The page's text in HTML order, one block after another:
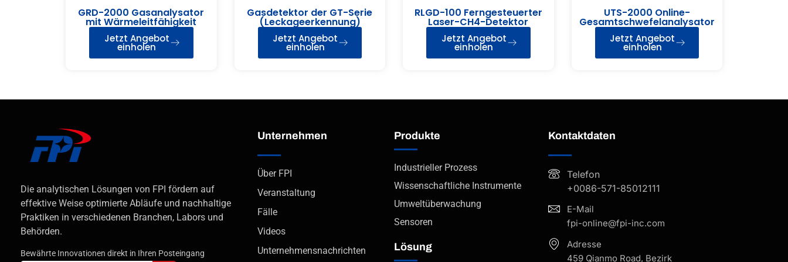
GRD-2000 Gasanalysator
mit Wärmeleitfähigkeit
Jetzt Angebot
einholen
Gasdetektor der GT-Serie
(Leckageerkennung)
Jetzt Angebot
einholen
RLGD-100 Ferngesteuerter
Laser-CH4-Detektor
Jetzt Angebot
einholen
UTS-2000 Online-
Gesamtschwefelanalysator
Jetzt Angebot
einholen
Die analytischen Lösungen von FPI fördern auf
effektive Weise optimierte Abläufe und nachhaltige
Praktiken in verschiedenen Branchen, Labors und
Behörden.
Bewährte Innovationen direkt in Ihren Posteingang
Unternehmen
Über FPI
Veranstaltung
Fälle
Videos
Unternehmensnachrichten
Produkte
Industrieller Prozess
Wissenschaftliche Instrumente
Umweltüberwachung
Sensoren
Lösung
Kontaktdaten
Telefon
+0086-571-85012111
E-Mail
fpi-online@fpi-inc.com
Adresse
459 Qianmo Road, Bezirk